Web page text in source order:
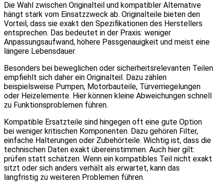
Die Wahl zwischen Originalteil und kompatibler Alternative
hängt stark vom Einsatzzweck ab. Originalteile bieten den
Vorteil, dass sie exakt den Spezifikationen des Herstellers
entsprechen. Das bedeutet in der Praxis: weniger
Anpassungsaufwand, höhere Passgenauigkeit und meist eine
längere Lebensdauer.
Besonders bei beweglichen oder sicherheitsrelevanten Teilen
empfiehlt sich daher ein Originalteil. Dazu zählen
beispielsweise Pumpen, Motorbauteile, Türverriegelungen
oder Heizelemente. Hier können kleine Abweichungen schnell
zu Funktionsproblemen führen.
Kompatible Ersatzteile sind hingegen oft eine gute Option
bei weniger kritischen Komponenten. Dazu gehören Filter,
einfache Halterungen oder Zubehörteile. Wichtig ist, dass die
technischen Daten exakt übereinstimmen. Auch hier gilt:
prüfen statt schätzen. Wenn ein kompatibles Teil nicht exakt
sitzt oder sich anders verhält als erwartet, kann das
langfristig zu weiteren Problemen führen.